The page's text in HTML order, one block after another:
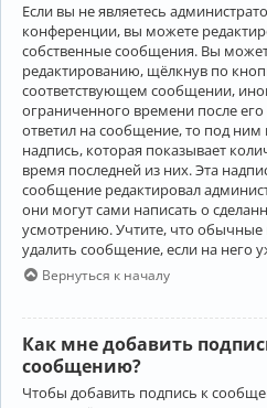
Если вы не являетесь
конференции, вы можете
собственные сообщения. Вы
редактированию, щёлкнув по
соответствующем сообщении,
ограниченного времени после его
ответил на сообщение, то под
надпись, которая показывает
время последней из них. Эта
сообщение редактировал
они могут сами написать о
усмотрению. Учтите, что обычные
удалить сообщение, если на него
Вернуться к началу
Как мне добавить
сообщению?
Чтобы добавить подпись к